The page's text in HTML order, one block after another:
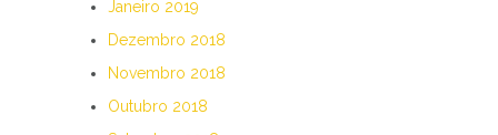
Janeiro 2019
Dezembro 2018
Novembro 2018
Outubro 2018